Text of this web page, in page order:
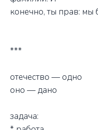
конечно, ты прав:
***
отечество — одно
оно — дано
задача: